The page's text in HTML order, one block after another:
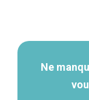
Ne